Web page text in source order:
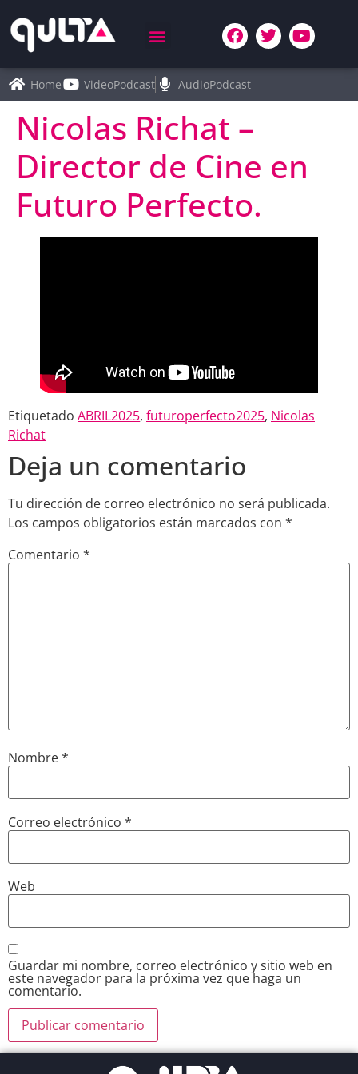
Home VideoPodcast AudioPodcast
Nicolas Richat –
Director de Cine en
Futuro Perfecto.
Etiquetado ABRIL2025, futuroperfecto2025, Nicolas
Richat
Deja un comentario
Tu dirección de correo electrónico no será publicada.
Los campos obligatorios están marcados con *
Comentario *
Nombre*
Correo electrónico *
Web
Guardar mi nombre, correo electrónico y sitio web en
este navegador para la próxima vez que haga un
comentario.